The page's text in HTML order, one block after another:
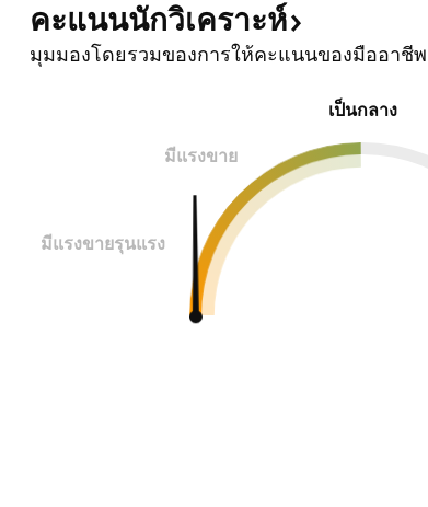
คะแนนนักวิเคราะห์
มุมมองโดยรวมของการให้คะแนนของมืออาชีพ
เป็นกลาง
มีแรงขาย
มีแรงขายรุนแรง